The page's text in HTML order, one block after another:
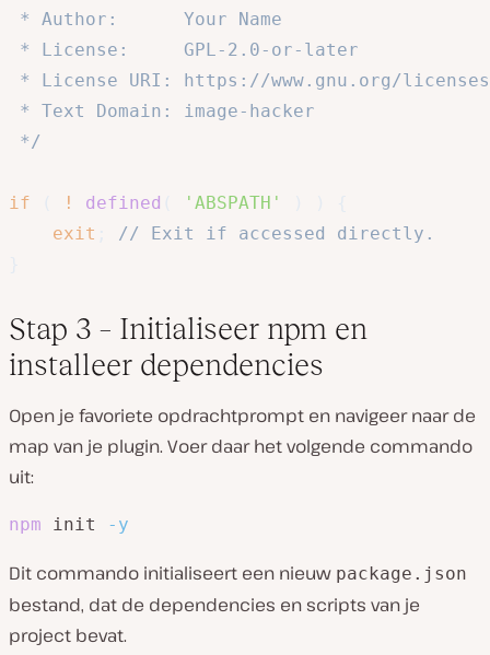
* Author:      Your Name
* License:     GPL-2.0-or-later
* License URI: https://www.gnu.org/
* Text Domain: image-hacker
*/
if ! defined 'ABSPATH'
exit
// Exit if accessed directly.
Stap 3 – Initialiseer npm en
installeer dependencies
Open je favoriete opdrachtprompt en navigeer naar de
map van je plugin. Voer daar het volgende commando
uit:
npm init -y
Dit commando initialiseert een nieuw package.json
bestand, dat de dependencies en scripts van je
project bevat.